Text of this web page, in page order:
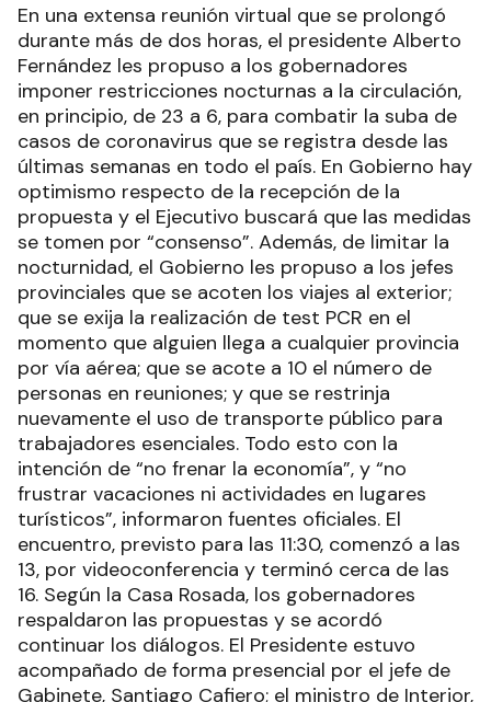
En una extensa reunión virtual que se prolongó
durante más de dos horas, el presidente Alberto
Fernández les propuso a los gobernadores
imponer restricciones nocturnas a la circulación,
en principio, de 23 a 6, para combatir la suba de
casos de coronavirus que se registra desde las
últimas semanas en todo el país. En Gobierno hay
optimismo respecto de la recepción de la
propuesta y el Ejecutivo buscará que las medidas
se tomen por “consenso”. Además, de limitar la
nocturnidad, el Gobierno les propuso a los jefes
provinciales que se acoten los viajes al exterior;
que se exija la realización de test PCR en el
momento que alguien llega a cualquier provincia
por vía aérea; que se acote a 10 el número de
personas en reuniones; y que se restrinja
nuevamente el uso de transporte público para
trabajadores esenciales. Todo esto con la
intención de “no frenar la economía”, y “no
frustrar vacaciones ni actividades en lugares
turísticos”, informaron fuentes oficiales. El
encuentro, previsto para las 11:30, comenzó a las
13, por videoconferencia y terminó cerca de las
16. Según la Casa Rosada, los gobernadores
respaldaron las propuestas y se acordó
continuar los diálogos. El Presidente estuvo
acompañado de forma presencial por el jefe de
Gabinete, Santiago Cafiero; el ministro de Interior,